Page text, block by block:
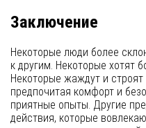
Заключение
Некоторые люди более
к другим. Некоторые хотят
Некоторые жаждут и
предпочитая комфорт и
приятные опыты. Другие
действия, которые